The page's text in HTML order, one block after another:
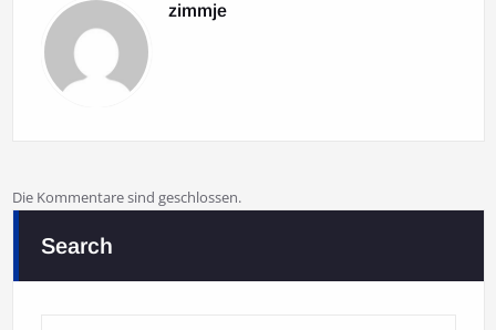
zimmje
Die Kommentare sind geschlossen.
Search